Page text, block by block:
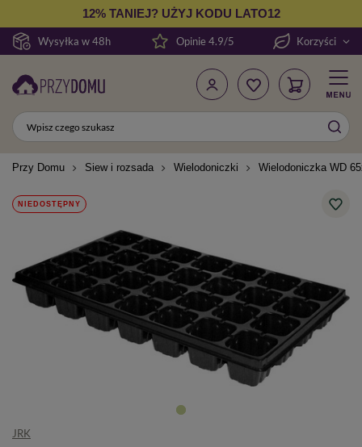
Wysyłka w 48h
12% TANIEJ? UŻYJ KODU LATO12
Opinie 4.9/5 Korzyści
Przy Domu Siew i rozsada Wielodoniczki Wielodoniczka WD
NIEDOSTĘPNY
JRK